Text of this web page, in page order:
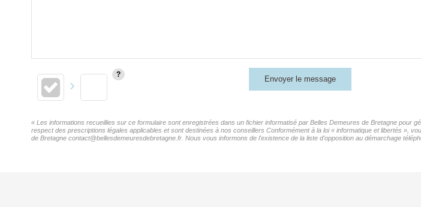
Envoyer le message
« Les informations recueillies sur ce formulaire sont enregistrées dans un fichier informatisé par Belles Demeures de Bretagne
respect des prescriptions légales applicables et sont destinées à nos conseillers Conformément à la loi « informatique et libertés
de Bretagne contact@bellesdemeuresdebretagne.fr. Nous vous informons de l'existence de la liste d'opposition au démarchage